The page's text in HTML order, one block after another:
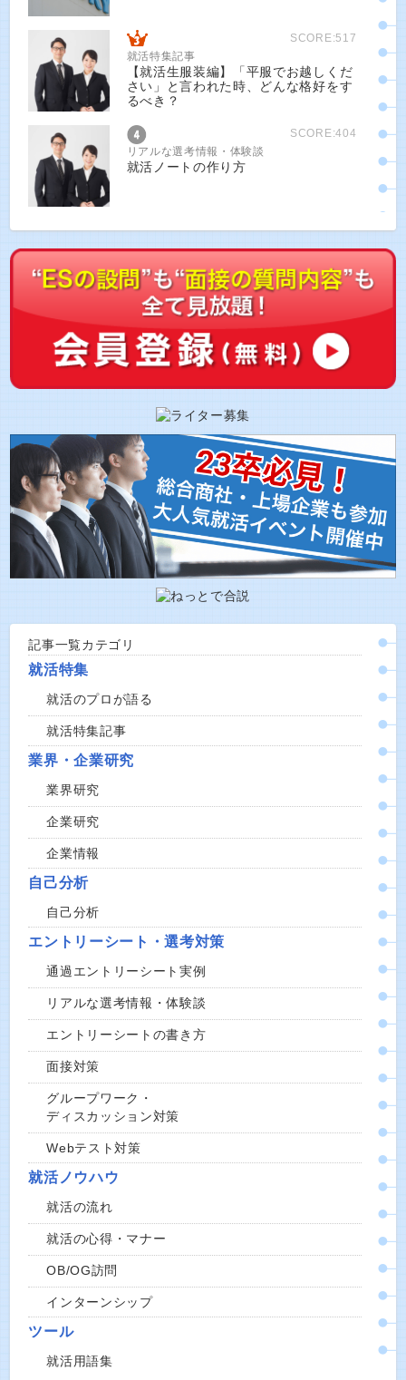
SCORE:517
就活特集記事
【就活生服装編】「平服でお越しくだ
さい」と言われた時、どんな格好をす
るべき？
SCORE:404
リアルな選考情報・体験談
就活ノートの作り方
記事一覧カテゴリ
就活特集
就活のプロが語る
就活特集記事
業界・企業研究
業界研究
企業研究
企業情報
自己分析
自己分析
エントリーシート・選考対策
通過エントリーシート実例
リアルな選考情報・体験談
エントリーシートの書き方
面接対策
グループワーク・
ディスカッション対策
Webテスト対策
就活ノウハウ
就活の流れ
就活の心得・マナー
OB/OG訪問
インターンシップ
ツール
就活用語集